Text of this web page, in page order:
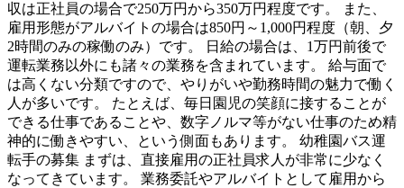
収は正社員の場合で250万円から350万円程度です。 また、
雇用形態がアルバイトの場合は850円～1,000円程度（朝、夕
2時間のみの稼働のみ）です。 日給の場合は、1万円前後で
運転業務以外にも諸々の業務を含まれています。 給与面で
は高くない分類ですので、やりがいや勤務時間の魅力で働く
人が多いです。 たとえば、毎日園児の笑顔に接することが
できる仕事であることや、数字ノルマ等がない仕事のため精
神的に働きやすい、という側面もあります。 幼稚園バス運
転手の募集 まずは、直接雇用の正社員求人が非常に少なく
なってきています。 業務委託やアルバイトとして雇用から